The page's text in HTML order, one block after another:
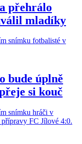
přehrálo
mladíky
bude úplně
si kouč